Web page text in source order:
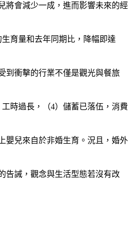
將會減少一成，進而影響未來的經
育量和去年同期比，降幅即達
到衝擊的行業不僅是觀光與餐旅
時過長，（4）儲蓄已落伍，消費
嬰兒來自於非婚生育。況且，婚外
告誡，觀念與生活型態若沒有改